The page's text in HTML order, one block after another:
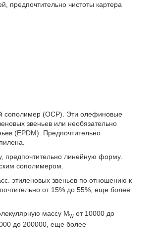
предпочтительно чистоты картера
сополимер (ОСР). Эти олефиновые
звеньев или необязательно
(EPDM). Предпочтительно
линейную форму.
сополимером.
этиленовых звеньев по отношению к
от 15% до 55%, еще более
массу Mw от 10000 до
до 200000, еще более